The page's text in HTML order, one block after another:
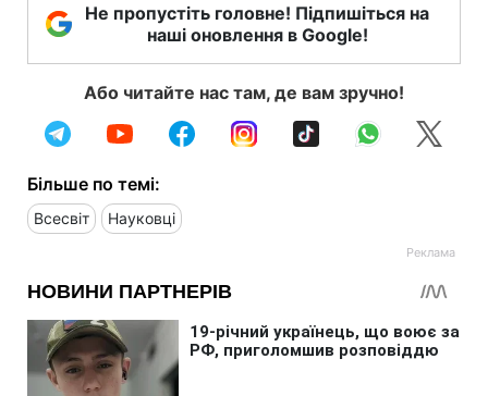
Не пропустіть головне! Підпишіться на
наші оновлення в Google!
Або читайте нас там, де вам зручно!
Більше по темі:
Всесвіт Науковці